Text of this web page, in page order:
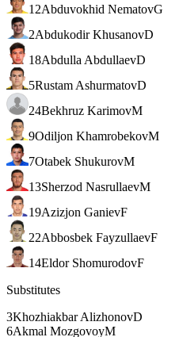
12Abduvokhid NematovG
2Abdukodir KhusanovD
18Abdulla AbdullaevD
5Rustam AshurmatovD
24Bekhruz KarimovM
9Odiljon KhamrobekovM
7Otabek ShukurovM
13Sherzod NasrullaevM
19Azizjon GanievF
22Abbosbek FayzullaevF
14Eldor ShomurodovF
Substitutes
3Khozhiakbar AlizhonovD
6Akmal MozgovoyM